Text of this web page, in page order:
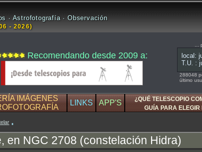
· Astrofotografía · Observación
- 2026)
Recomendando desde 2009 a:
...
288048
último
IMÁGENES
LINKS APP'S
¿QUÉ TELESCOPIO
GUÍA PARA ELEGIR
en NGC 2708 (constelación Hidra)